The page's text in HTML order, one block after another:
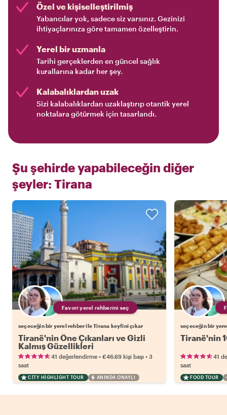
Özel ve kişiselleştirilmiş
Yabancılar yok, sadece siz varsınız. Gezinizi
ihtiyaçlarınıza göre tamamen özelleştirin.
Yerel bir uzmanla
Tarihi gerçeklerden en güncel sağlık
kurallarına kadar her şey.
Kalabalıklardan uzak
Sizi kalabalıklardan uzaklaştırıp otantik yerel
noktalara götürmek için tasarlandı.
Şu şehirde yapabileceğin diğer
şeyler: Tirana
Favori yerel rehberini seç
seçeceğin bir yerel rehber ile Tirana keyfini çıkar
Tiranë'nin Öne Çıkanları ve Gizli
Kalmış Güzellikleri
41 değerlendirme • €46.69 kişi başı • 3
saat
CITY HIGHLIGHT TOUR ANINDA ONAYLI
seçeceğin bir
Tiranë'nin
41
saat
FOOD TOUR